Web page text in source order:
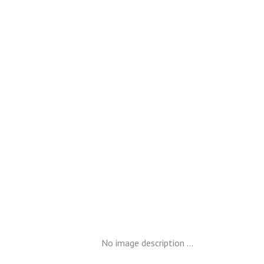
No image description ...